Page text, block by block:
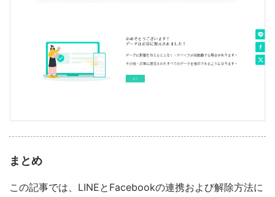
まとめ
この記事では、LINEとFacebookの連携および解除方法に